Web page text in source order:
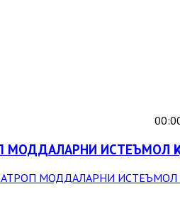
МОДДАЛАРНИ ИСТЕЪМОЛ